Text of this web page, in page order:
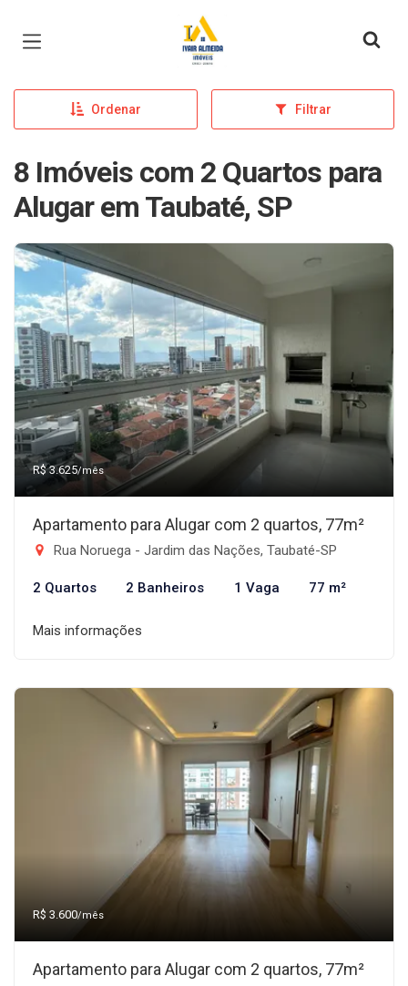
Página inicial
Ordenar Filtrar
8 Imóveis com 2 Quartos para
Alugar em Taubaté, SP
R$ 3.625/mês
Apartamento para Alugar com 2 quartos, 77m²
Rua Noruega - Jardim das Nações, Taubaté-SP
2 Quartos 2 Banheiros 1 Vaga 77 m²
Mais informações
R$ 3.600/mês
Apartamento para Alugar com 2 quartos, 77m²